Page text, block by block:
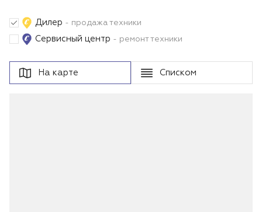
Дилер - продажа техники
Сервисный центр - ремонт техники
На карте Списком